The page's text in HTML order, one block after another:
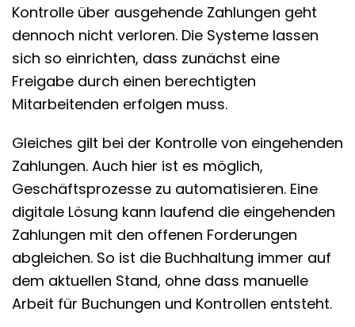
Kontrolle über ausgehende Zahlungen geht
dennoch nicht verloren. Die Systeme lassen
sich so einrichten, dass zunächst eine
Freigabe durch einen berechtigten
Mitarbeitenden erfolgen muss.
Gleiches gilt bei der Kontrolle von eingehenden
Zahlungen. Auch hier ist es möglich,
Geschäftsprozesse zu automatisieren. Eine
digitale Lösung kann laufend die eingehenden
Zahlungen mit den offenen Forderungen
abgleichen. So ist die Buchhaltung immer auf
dem aktuellen Stand, ohne dass manuelle
Arbeit für Buchungen und Kontrollen entsteht.